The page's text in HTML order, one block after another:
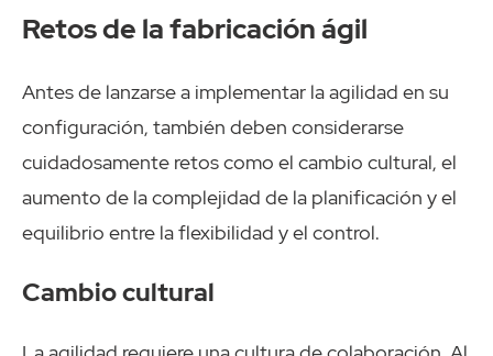
Retos de la fabricación ágil
Antes de lanzarse a implementar la agilidad en su
configuración, también deben considerarse
cuidadosamente retos como el cambio cultural, el
aumento de la complejidad de la planificación y el
equilibrio entre la flexibilidad y el control.
Cambio cultural